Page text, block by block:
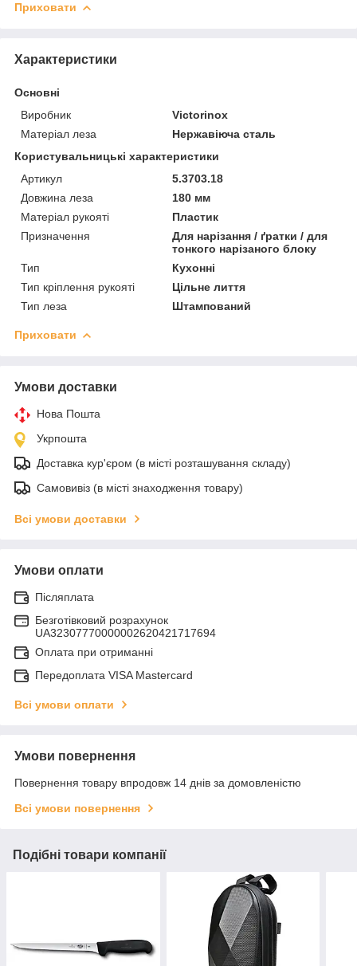
Приховати
Характеристики
Основні
Виробник
Victorinox
Матеріал леза
Нержавіюча сталь
Користувальницькі характеристики
Артикул
5.3703.18
Довжина леза
180 мм
Матеріал рукояті
Пластик
Призначення
Для нарізання / ґратки / для
тонкого нарізаного блоку
Тип
Кухонні
Тип кріплення рукояті
Цільне лиття
Тип леза
Штампований
Приховати
Умови доставки
Нова Пошта
Укрпошта
Доставка кур'єром (в місті розташування складу)
Самовивіз (в місті знаходження товару)
Всі умови доставки
Умови оплати
Післяплата
Безготівковий розрахунок
UA32307770000002620421717694
Оплата при отриманні
Передоплата VISA Mastercard
Всі умови оплати
Умови повернення
Повернення товару впродовж 14 днів за домовленістю
Всі умови повернення
Подібні товари компанії